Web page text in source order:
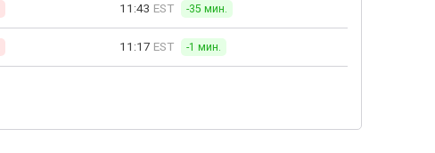
11:43 EST -35 мин.
11:17 EST -1 мин.